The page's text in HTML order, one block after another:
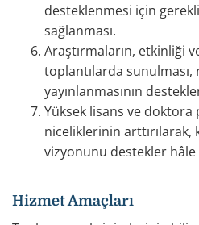
desteklenmesi için
sağlanması.
Araştırmaların, etkinliği
toplantılarda
yayınlanmasının
Yüksek lisans ve doktora
niceliklerinin
vizyonunu destekler
Hizmet Amaçları